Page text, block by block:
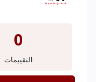
0
التقييمات